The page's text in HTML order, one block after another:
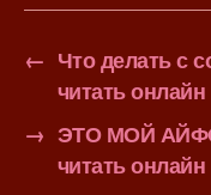
← Что делать с
читать онлайн
→ ЭТО МОЙ
читать онлайн